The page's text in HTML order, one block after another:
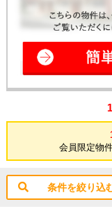
会員限定物
条件を絞り込